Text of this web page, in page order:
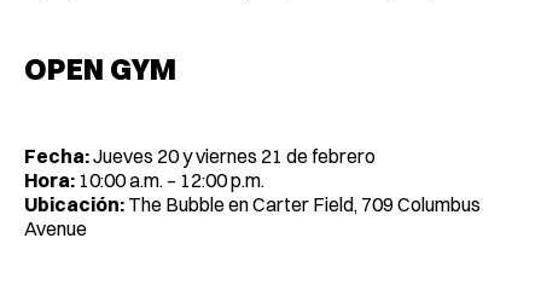
OPEN GYM
Fecha:Jueves 20 y viernes 21 de febrero
Hora: 10:00 a.m. – 12:00 p.m.
Ubicación: The Bubble en Carter Field, 709 Columbus
Avenue